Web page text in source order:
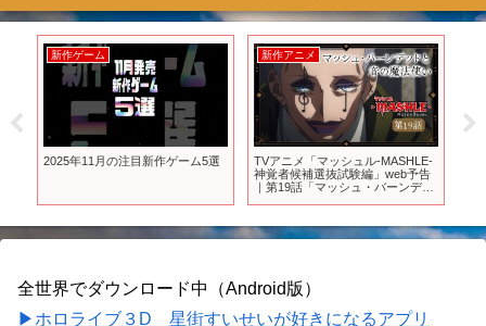
新作ゲーム
2025年11月の注目新作ゲーム5選
新作アニメ
TVアニメ「マッシュル-MASHLE-
神覚者候補選抜試験編」web予告
｜第19話「マッシュ・バーンデッ
全世界でダウンロード中（Android版）
▶ホロライブ３D 星街すいせいが好きになるアプリ